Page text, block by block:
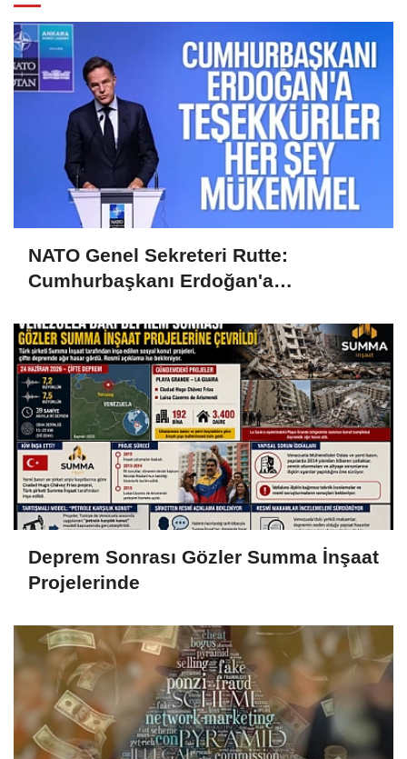
NATO Genel Sekreteri Rutte:
Cumhurbaşkanı Erdoğan'a
Deprem Sonrası Gözler Summa İnşaat
Projelerinde